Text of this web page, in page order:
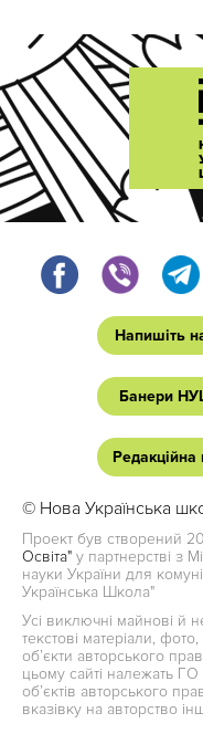
Напишіть
Банери
Редакційна
© Нова Українська
Проект був створений
Освіта" у партнерстві з
науки України для
Українська Школа"
Усі виключні майнові й
текстові матеріали,
об’єкти авторського
цьому сайті належать ГО
об’єктів авторського
вказівку на авторство